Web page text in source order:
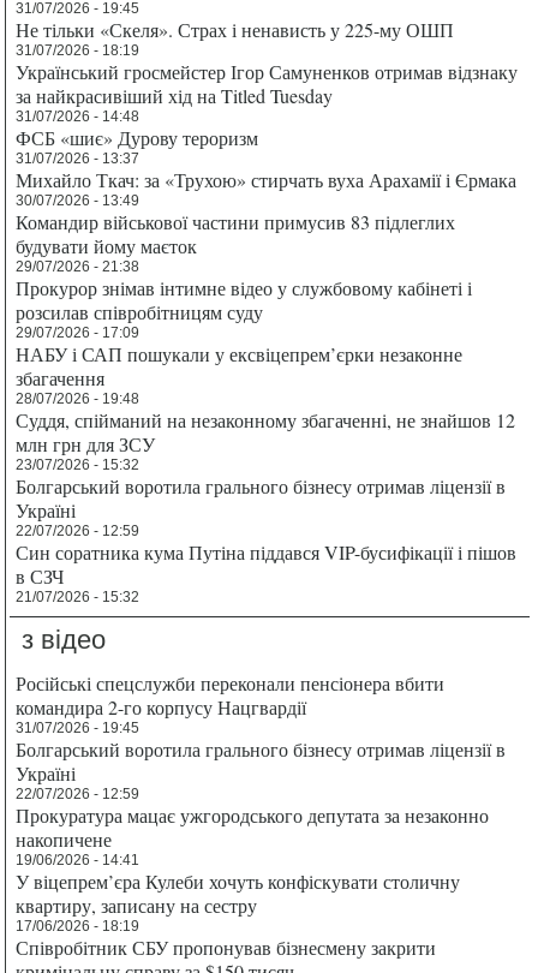
31/07/2026 - 19:45
Не тільки «Скеля». Страх і ненависть у 225-му ОШП
31/07/2026 - 18:19
Український гросмейстер Ігор Самуненков отримав відзнаку
за найкрасивіший хід на Titled Tuesday
31/07/2026 - 14:48
ФСБ «шиє» Дурову тероризм
31/07/2026 - 13:37
Михайло Ткач: за «Трухою» стирчать вуха Арахамії і Єрмака
30/07/2026 - 13:49
Командир військової частини примусив 83 підлеглих
будувати йому маєток
29/07/2026 - 21:38
Прокурор знімав інтимне відео у службовому кабінеті і
розсилав співробітницям суду
29/07/2026 - 17:09
НАБУ і САП пошукали у ексвіцепрем’єрки незаконне
збагачення
28/07/2026 - 19:48
Суддя, спійманий на незаконному збагаченні, не знайшов 12
млн грн для ЗСУ
23/07/2026 - 15:32
Болгарський воротила грального бізнесу отримав ліцензії в
Україні
22/07/2026 - 12:59
Син соратника кума Путіна піддався VIP-бусифікації і пішов
в СЗЧ
21/07/2026 - 15:32
з відео
Російські спецслужби переконали пенсіонера вбити
командира 2-го корпусу Нацгвардії
31/07/2026 - 19:45
Болгарський воротила грального бізнесу отримав ліцензії в
Україні
22/07/2026 - 12:59
Прокуратура мацає ужгородського депутата за незаконно
накопичене
19/06/2026 - 14:41
У віцепрем’єра Кулеби хочуть конфіскувати столичну
квартиру, записану на сестру
17/06/2026 - 18:19
Співробітник СБУ пропонував бізнесмену закрити